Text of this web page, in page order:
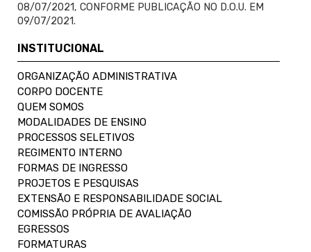
08/07/2021, CONFORME PUBLICAÇÃO NO D.O.U. EM
09/07/2021.
INSTITUCIONAL
ORGANIZAÇÃO ADMINISTRATIVA
CORPO DOCENTE
QUEM SOMOS
MODALIDADES DE ENSINO
PROCESSOS SELETIVOS
REGIMENTO INTERNO
FORMAS DE INGRESSO
PROJETOS E PESQUISAS
EXTENSÃO E RESPONSABILIDADE SOCIAL
COMISSÃO PRÓPRIA DE AVALIAÇÃO
EGRESSOS
FORMATURAS